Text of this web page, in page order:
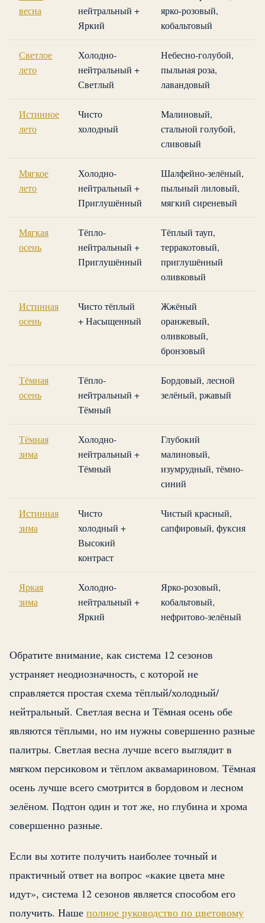
весна
нейтральный +
Яркий
ярко-розовый,
кобальтовый
Светлое
лето
Холодно-
нейтральный +
Светлый
Небесно-голубой,
пыльная роза,
лавандовый
Истинное
лето
Чисто
холодный
Малиновый,
стальной голубой,
сливовый
Мягкое
лето
Холодно-
нейтральный +
Приглушённый
Шалфейно-зелёный,
пыльный лиловый,
мягкий сиреневый
Мягкая
осень
Тёпло-
нейтральный +
Приглушённый
Тёплый тауп,
терракотовый,
приглушённый
оливковый
Истинная
осень
Чисто тёплый
+ Насыщенный
Жжёный
оранжевый,
оливковый,
бронзовый
Тёмная
осень
Тёпло-
нейтральный +
Тёмный
Бордовый, лесной
зелёный, ржавый
Тёмная
зима
Холодно-
нейтральный +
Тёмный
Глубокий
малиновый,
изумрудный, тёмно-
синий
Истинная
зима
Чисто
холодный +
Высокий
контраст
Чистый красный,
сапфировый, фуксия
Яркая
зима
Холодно-
нейтральный +
Яркий
Ярко-розовый,
кобальтовый,
нефритово-зелёный
Обратите внимание, как система 12 сезонов
устраняет неоднозначность, с которой не
справляется простая схема тёплый/холодный/
нейтральный. Светлая весна и Тёмная осень обе
являются тёплыми, но им нужны совершенно разные
палитры. Светлая весна лучше всего выглядит в
мягком персиковом и тёплом аквамариновом. Тёмная
осень лучше всего смотрится в бордовом и лесном
зелёном. Подтон один и тот же, но глубина и хрома
совершенно разные.
Если вы хотите получить наиболее точный и
практичный ответ на вопрос «какие цвета мне
идут», система 12 сезонов является способом его
получить. Наше полное руководство по цветовому